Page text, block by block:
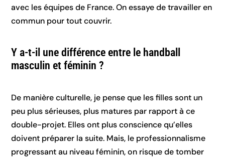
avec les équipes de France. On essaye de travailler en
commun pour tout couvrir.
Y a-t-il une différence entre le handball
masculin et féminin ?
De manière culturelle, je pense que les filles sont un
peu plus sérieuses, plus matures par rapport à ce
double-projet. Elles ont plus conscience qu’elles
doivent préparer la suite. Mais, le professionnalisme
progressant au niveau féminin, on risque de tomber